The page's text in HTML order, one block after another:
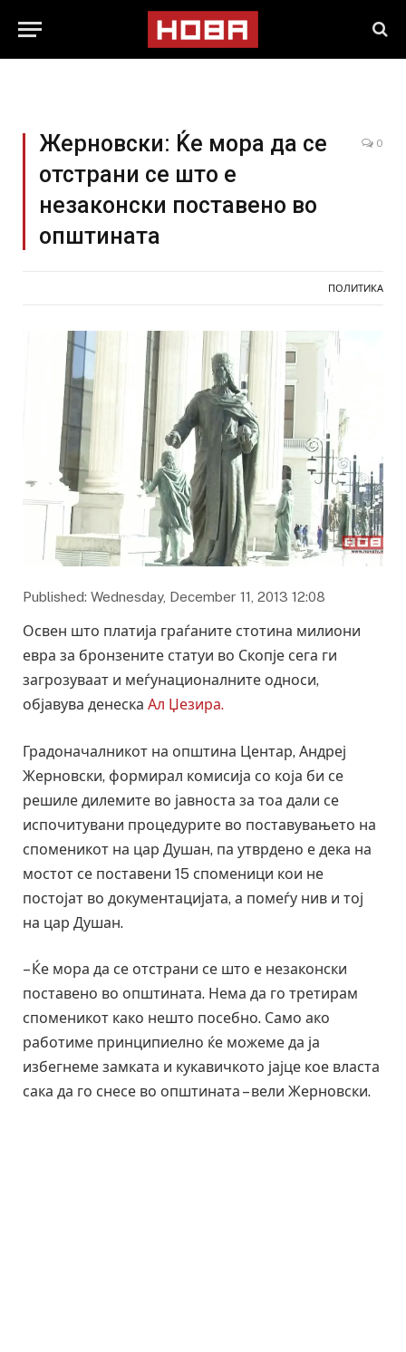
Жерновски: Ќе мора да се
отстрани се што е
незаконски поставено во
општината
0
ПОЛИТИКА
Published: Wednesday, December 11, 2013 12:08
Освен што платија граѓаните стотина милиони
евра за бронзените статуи во Скопје сега ги
загрозуваат и меѓунационалните односи,
објавува денеска Ал Џезира.
Градоначалникот на општина Центар, Андреј
Жерновски, формирал комисија со која би се
решиле дилемите во јавноста за тоа дали се
испочитувани процедурите во поставувањето на
споменикот на цар Душан, па утврдено е дека на
мостот се поставени 15 споменици кои не
постојат во документацијата, а помеѓу нив и тој
на цар Душан.
– Ќе мора да се отстрани се што е незаконски
поставено во општината. Нема да го третирам
споменикот како нешто посебно. Само ако
работиме принципиелно ќе можеме да ја
избегнеме замката и кукавичкото јајце кое власта
сака да го снесе во општината – вели Жерновски.